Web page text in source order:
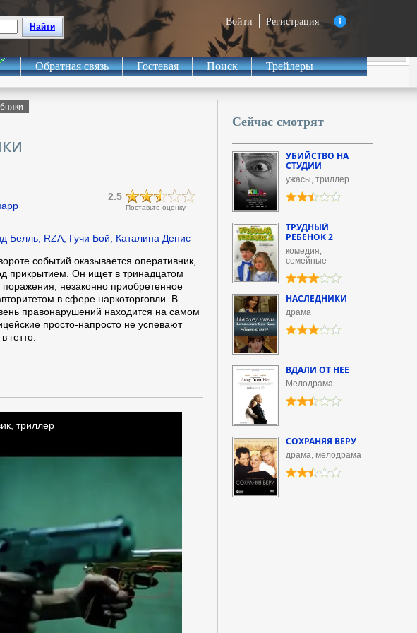
Войти Регистрация
Найти
Обратная связь Гостевая Поиск Трейлеры
Поставьте оценку
2.5
Белль, RZA, Гучи Бой, Каталина Денис
событий оказывается оперативник,
прикрытием. Он ищет в тринадцатом
незаконно приобретенное
в сфере наркоторговли. В
правонарушений находится на самом
просто-напросто не успевают
гетто.
Сейчас смотрят
УБИЙСТВО НА
СТУДИИ
ужасы, триллер
ТРУДНЫЙ
РЕБЕНОК 2
комедия,
семейные
НАСЛЕДНИКИ
драма
ВДАЛИ ОТ НЕЕ
Мелодрама
СОХРАНЯЯ ВЕРУ
драма, мелодрама